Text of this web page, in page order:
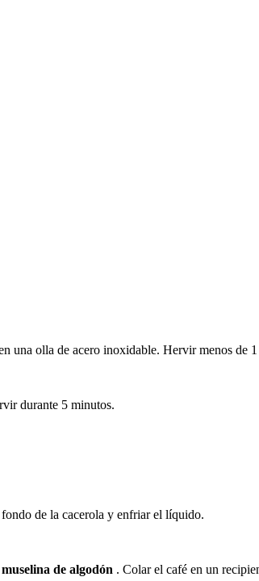
una olla de acero inoxidable. Hervir menos de
durante 5 minutos.
fondo de la cacerola y enfriar el líquido.
de algodón . Colar el café en un